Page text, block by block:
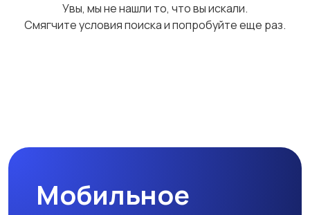
Увы, мы не нашли то, что вы искали.
Смягчите условия поиска и попробуйте еще раз.
Мобильное